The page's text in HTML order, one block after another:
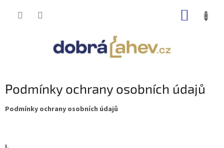
Podmínky ochrany osobních údajů
Podmínky ochrany osobních údajů